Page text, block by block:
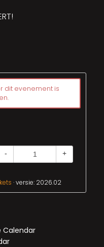
dit evenement is
- +
· versie: 2026.02
Calendar